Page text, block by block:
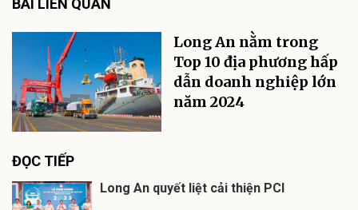
BÀI LIÊN QUAN
Long An nằm trong
Top 10 địa phương hấp
dẫn doanh nghiệp lớn
năm 2024
ĐỌC TIẾP
Long An quyết liệt cải thiện PCI